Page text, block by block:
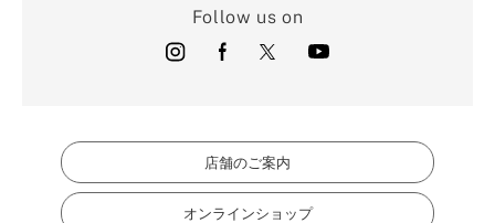
Follow us on
店舗のご案内
オンラインショップ